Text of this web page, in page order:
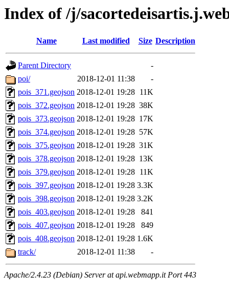
Index of /j/
Name Last modified Size Description
Parent Directory
-
poi/
2018-12-01 11:38
-
pois_371.geojson 2018-12-01 19:28 11K
pois_372.geojson 2018-12-01 19:28 38K
pois_373.geojson 2018-12-01 19:28 17K
pois_374.geojson 2018-12-01 19:28 57K
pois_375.geojson 2018-12-01 19:28 31K
pois_378.geojson 2018-12-01 19:28 13K
pois_379.geojson 2018-12-01 19:28 11K
pois_397.geojson 2018-12-01 19:28 3.3K
pois_398.geojson 2018-12-01 19:28 3.2K
pois_403.geojson 2018-12-01 19:28
841
pois_407.geojson 2018-12-01 19:28
849
pois_408.geojson 2018-12-01 19:28 1.6K
track/
2018-12-01 11:38 -
Apache/2.4.23 (Debian) Server at api.webmapp.it Port 443